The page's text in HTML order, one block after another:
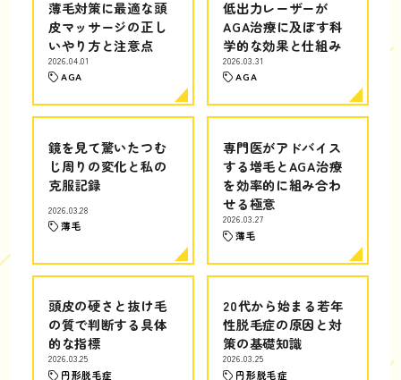
薄毛対策に最適な頭
皮マッサージの正し
いやり方と注意点
2026.04.01
AGA
低出力レーザーが
AGA治療に及ぼす科
学的な効果と仕組み
2026.03.31
AGA
鏡を見て驚いたつむ
じ周りの変化と私の
克服記録
2026.03.28
薄毛
専門医がアドバイス
する増毛とAGA治療
を効率的に組み合わ
せる極意
2026.03.27
薄毛
頭皮の硬さと抜け毛
の質で判断する具体
的な指標
2026.03.25
円形脱毛症
20代から始まる若年
性脱毛症の原因と対
策の基礎知識
2026.03.25
円形脱毛症